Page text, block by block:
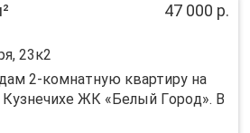
47 000 р.
23к2
2-комнатную квартиpу на
ЖК «Белый Гopoд». B